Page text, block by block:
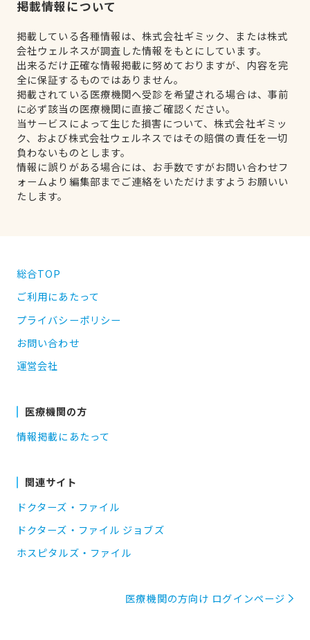
掲載情報について
掲載している各種情報は、株式会社ギミック、または株式
会社ウェルネスが調査した情報をもとにしています。
出来るだけ正確な情報掲載に努めておりますが、内容を完
全に保証するものではありません。
掲載されている医療機関へ受診を希望される場合は、事前
に必ず該当の医療機関に直接ご確認ください。
当サービスによって生じた損害について、株式会社ギミッ
ク、および株式会社ウェルネスではその賠償の責任を一切
負わないものとします。
情報に誤りがある場合には、お手数ですがお問い合わせフ
ォームより編集部までご連絡をいただけますようお願いい
たします。
総合TOP
ご利用にあたって
プライバシーポリシー
お問い合わせ
運営会社
医療機関の方
情報掲載にあたって
関連サイト
ドクターズ・ファイル
ドクターズ・ファイル ジョブズ
ホスピタルズ・ファイル
医療機関の方向け ログインページ